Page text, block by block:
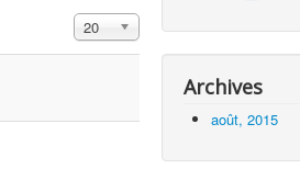
Affichage #
20
Archives
août, 2015